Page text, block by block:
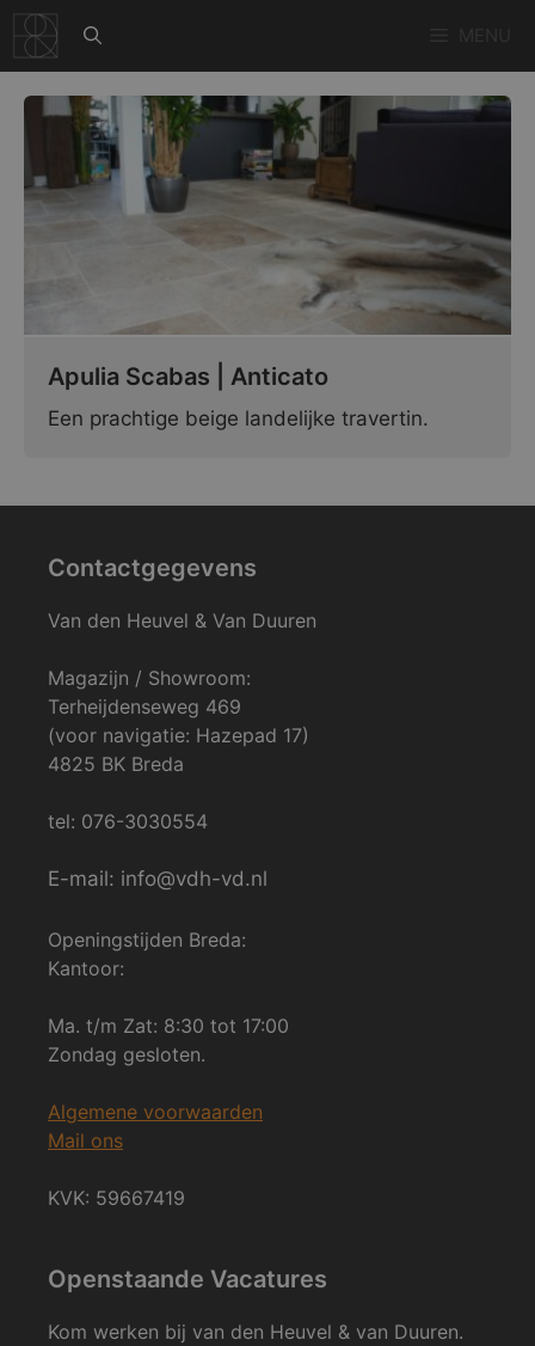
naar
de
inhoud
Apulia Scabas | Anticato
Een prachtige beige landelijke travertin.
Contactgegevens
Van den Heuvel & Van Duuren
Magazijn / Showroom:
Terheijdenseweg 469
(voor navigatie: Hazepad 17)
4825 BK Breda
tel: 076-3030554
E-mail: info@vdh-vd.nl
Openingstijden Breda:
Kantoor:
Ma. t/m Zat: 8:30 tot 17:00
Zondag gesloten.
Algemene voorwaarden
Mail ons
KVK: 59667419
Openstaande Vacatures
Kom werken bij van den Heuvel & van Duuren.